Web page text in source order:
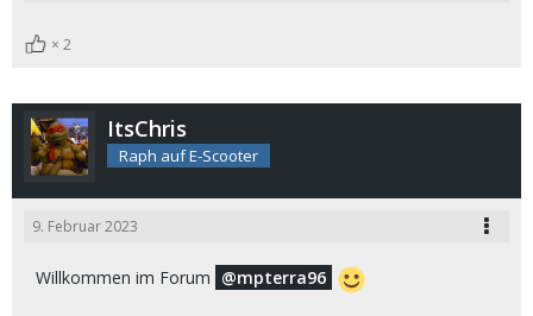
2
ItsChris
Raph auf E-Scooter
9. Februar 2023
Willkommen im Forum mpterra96